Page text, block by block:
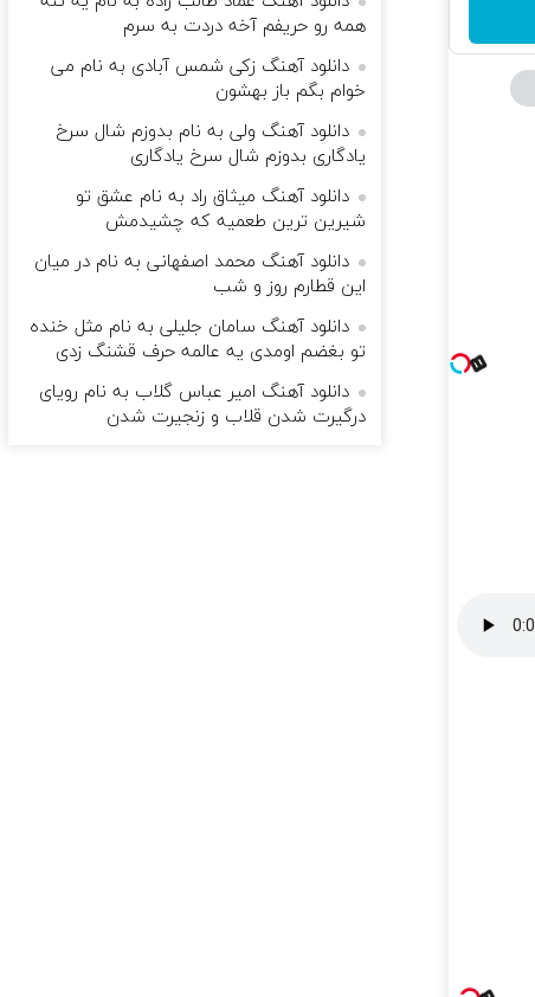
همه رو حریفم آخه دردت به سرم
دانلود آهنگ زکی شمس آبادی به نام می
خوام بگم باز بهشون
دانلود آهنگ ولی به نام بدوزم شال سرخ
یادگاری بدوزم شال سرخ یادگاری
دانلود آهنگ میثاق راد به نام عشق تو
شیرین ترین طعمیه که چشیدمش
دانلود آهنگ محمد اصفهانی به نام در میان
این قطارم روز و شب
دانلود آهنگ سامان جلیلی به نام مثل خنده
تو بغضم اومدی یه عالمه حرف قشنگ زدی
دانلود آهنگ امیر‌ عباس گلاب به نام رویای
درگیرت شدن قلاب و زنجیرت شدن